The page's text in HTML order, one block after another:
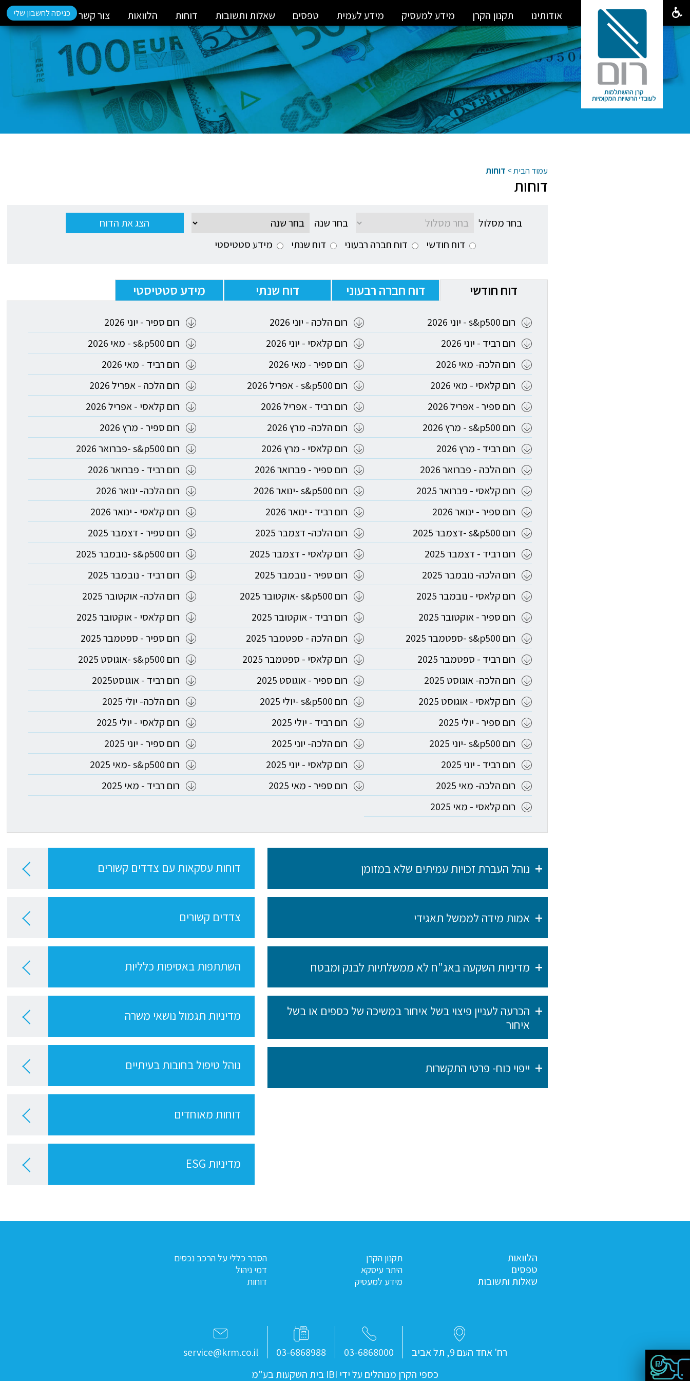
כניסה לחשבון שלי אודותינו תקנון הקרן מידע למעסיק מידע לעמית טפסים שאלות ותשובות דוחות הלוואות צור קשר
עמוד הבית> דוחות
דוחות
בחר מסלול
בחר שנה
דוח חודשי
דוח חברה רבעוני דוח שנתי מידע סטטיסטי
דוח חודשי דוח חברה רבעוני דוח שנתי מידע סטטיסטי
רום s&p500 - יוני 2026 רום הלכה - יוני 2026
רום ספיר - יוני 2026
רום רביד - יוני 2026
רום קלאסי - יוני 2026
רום s&p500 - מאי 2026
רום הלכה- מאי 2026
רום ספיר - מאי 2026
רום רביד - מאי 2026
רום קלאסי - מאי 2026
רום s&p500 - אפריל 2026
רום הלכה - אפריל 2026
רום ספיר - אפריל 2026
רום רביד - אפריל 2026
רום קלאסי - אפריל 2026
רום s&p500 - מרץ 2026
רום הלכה- מרץ 2026
רום ספיר - מרץ 2026
רום רביד - מרץ 2026
רום קלאסי - מרץ 2026
רום s&p500 -פברואר 2026
רום הלכה - פברואר 2026
רום ספיר - פברואר 2026
רום רביד - פברואר 2026
רום קלאסי - פברואר 2025
רום s&p500 -ינואר 2026
רום הלכה- ינואר 2026
רום ספיר - ינואר 2026
רום רביד - ינואר 2026
רום קלאסי - ינואר 2026
רום s&p500 -דצמבר 2025
רום הלכה- דצמבר 2025
רום ספיר - דצמבר 2025
רום רביד - דצמבר 2025
רום קלאסי - דצמבר 2025
רום s&p500 -נובמבר 2025
רום הלכה- נובמבר 2025
רום ספיר - נובמבר 2025
רום רביד - נובמבר 2025
רום קלאסי - נובמבר 2025
רום s&p500 -אוקטובר 2025
רום הלכה- אוקטובר 2025
רום ספיר - אוקטובר 2025
רום רביד - אוקטובר 2025
רום קלאסי - אוקטובר 2025
רום s&p500 -ספטמבר 2025
רום הלכה - ספטמבר 2025
רום ספיר - ספטמבר 2025
רום רביד - ספטמבר 2025
רום קלאסי - ספטמבר 2025
רום s&p500 -אוגוסט 2025
רום הלכה- אוגוסט 2025
רום ספיר - אוגוסט 2025
רום רביד - אוגוסט2025
רום קלאסי - אוגוסט 2025
רום s&p500 -יולי 2025
רום הלכה- יולי 2025
רום ספיר - יולי 2025
רום רביד - יולי 2025
רום קלאסי - יולי 2025
רום s&p500 -יוני 2025
רום הלכה- יוני 2025
רום ספיר - יוני 2025
רום רביד - יוני 2025
רום קלאסי - יוני 2025
רום s&p500 -מאי 2025
רום הלכה- מאי 2025
רום ספיר - מאי 2025
רום רביד - מאי 2025
רום קלאסי - מאי 2025
נוהל העברת זכויות עמיתים שלא במזומן
אמות מידה לממשל תאגידי
מדיניות השקעה באג"ח לא ממשלתיות לבנק ומבטח
הכרעה לעניין פיצוי בשל איחור במשיכה של כספים או בשל
איחור
ייפוי כוח- פרטי התקשרות
דוחות עסקאות עם צדדים קשורים
צדדים קשורים
השתתפות באסיפות כלליות
מדיניות תגמול נושאי משרה
נוהל טיפול בחובות בעיתיים
דוחות מאוחדים
מדיניות ESG
הלוואות
טפסים
שאלות ותשובות
תקנון הקרן
היתר עיסקא
מידע למעסיק
הסבר כללי על הרכב נכסים
דמי ניהול
דוחות
רח' אחד העם 9, תל אביב 03-6868000
03-6868988
service@krm.co.il
כספי הקרן מנוהלים על ידי IBI בית השקעות בע"מ